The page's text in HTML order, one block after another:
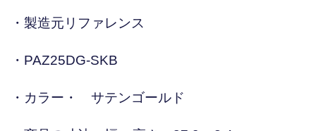
・製造元リファレンス
・PAZ25DG-SKB
・カラー・ サテンゴールド